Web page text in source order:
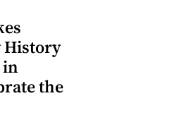
History
in
the